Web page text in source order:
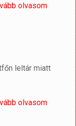
olvasom
leltár miatt
olvasom